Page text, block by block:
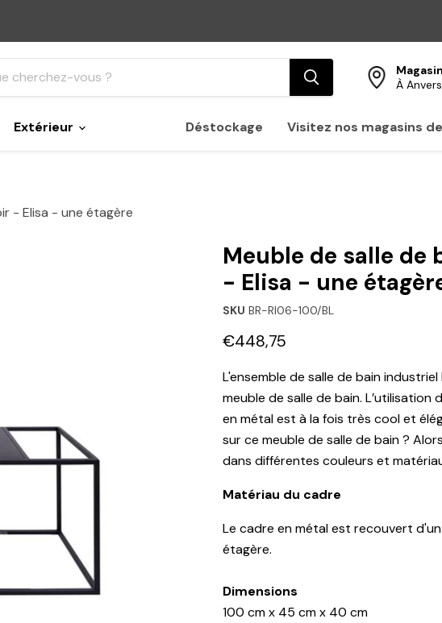
À
Extérieur Déstockage Visitez nos magasins
- Elisa - une étagère
Meuble de salle de
- Elisa - une
SKU BR-RI06-100/BL
Prix actuel
€448,75
L'ensemble de salle de bain
meuble de salle de bain.
en métal est à la fois très cool et
sur ce meuble de salle de bain ?
dans différentes couleurs et
Matériau du cadre
Le cadre en métal est recouvert
étagère.
Dimensions
100 cm x 45 cm x 40 cm